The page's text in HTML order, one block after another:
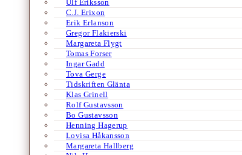
Ulf Eriksson
C.J. Erixon
Erik Erlanson
Gregor Flakierski
Margareta Flygt
Tomas Forser
Ingar Gadd
Tova Gerge
Tidskriften Glänta
Klas Grinell
Rolf Gustavsson
Bo Gustavsson
Henning Hagerup
Lovisa Håkansson
Margareta Hallberg